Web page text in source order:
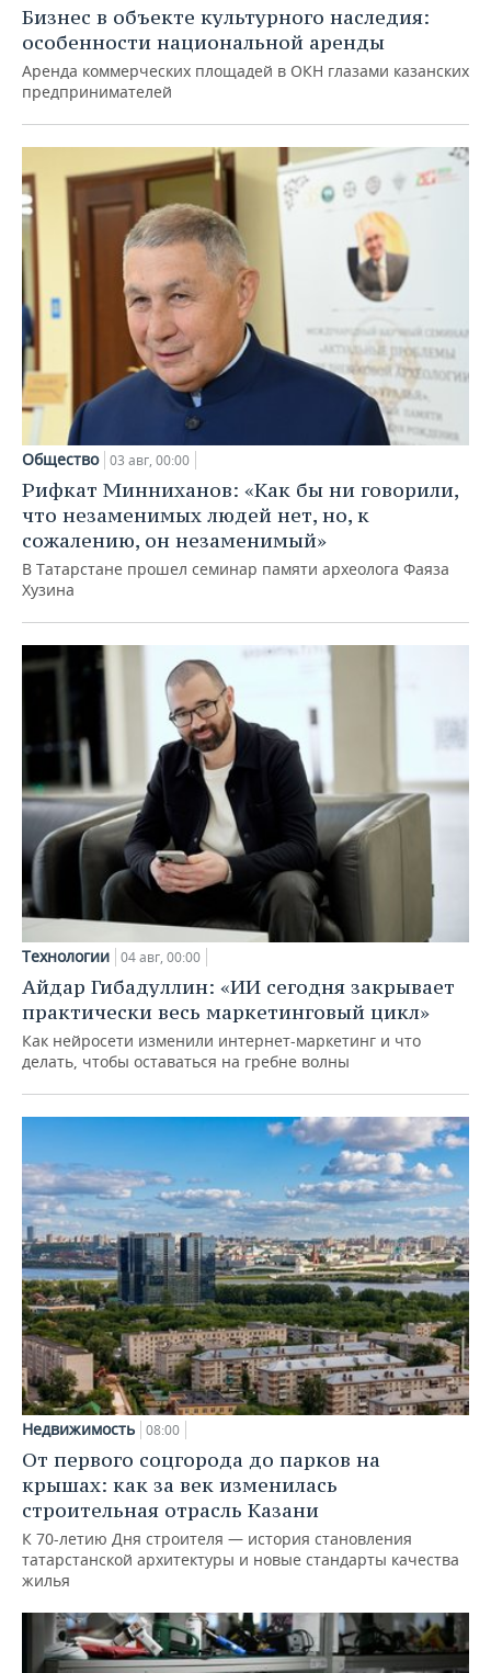
Бизнес в объекте культурного наследия:
особенности национальной аренды
Аренда коммерческих площадей в ОКН глазами казанских
предпринимателей
Общество 03 авг, 00:00
Рифкат Минниханов: «Как бы ни говорили,
что незаменимых людей нет, но, к
сожалению, он незаменимый»
В Татарстане прошел семинар памяти археолога Фаяза
Хузина
Технологии 04 авг, 00:00
Айдар Гибадуллин: «ИИ сегодня закрывает
практически весь маркетинговый цикл»
Как нейросети изменили интернет-маркетинг и что
делать, чтобы оставаться на гребне волны
Недвижимость 08:00
От первого соцгорода до парков на
крышах: как за век изменилась
строительная отрасль Казани
К 70-летию Дня строителя — история становления
татарстанской архитектуры и новые стандарты качества
жилья